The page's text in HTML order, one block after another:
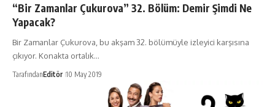
“Bir Zamanlar Çukurova” 32. Bölüm: Demir Şimdi Ne
Yapacak?
Bir Zamanlar Çukurova, bu akşam 32. bölümüyle izleyici karşısına
çıkıyor. Konakta ortalık…
TarafındanEditör 10 May 2019